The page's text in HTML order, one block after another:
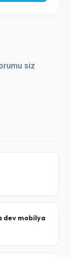
siz
dev mobilya